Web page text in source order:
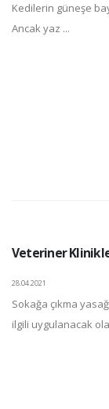
Kedilerin güneşe
Ancak yaz ...
Veteriner
28.04.2021
Sokağa çıkma
ilgili uygulanacak